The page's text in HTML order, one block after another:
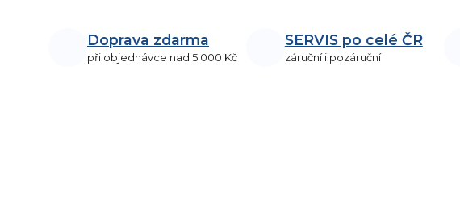
Doprava zdarma
při objednávce nad 5.000 Kč
SERVIS po celé ČR
záruční i pozáruční